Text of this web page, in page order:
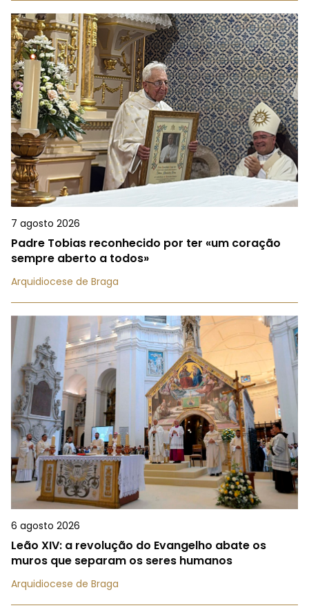
7 agosto 2026
Padre Tobias reconhecido por ter «um coração
sempre aberto a todos»
Arquidiocese de Braga
6 agosto 2026
Leão XIV: a revolução do Evangelho abate os
muros que separam os seres humanos
Arquidiocese de Braga